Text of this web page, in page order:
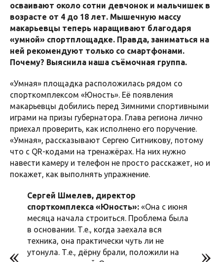
осваивают около сотни девчонок и мальчишек в
возрасте от 4 до 18 лет. Мышечную массу
макарьевцы теперь наращивают благодаря
«умной» спортплощадке. Правда, заниматься на
ней рекомендуют только со смартфонами.
Почему? Выяснила наша съёмочная группа.
«Умная» площадка расположилась рядом со
спорткомплексом «Юность». Её появления
макарьевцы добились перед Зимними спортивными
играми на призы губернатора. Глава региона лично
приехал проверить, как исполнено его поручение.
«Умная», рассказывают Сергею Ситникову, потому
что с QR-кодами на тренажёрах. На них нужно
навести камеру и телефон не просто расскажет, но и
покажет, как выполнять упражнение.
Сергей Шмелев, директор
спорткомплекса «Юность»: «Она с июня
месяца начала строиться. Проблема была
в основании. Т.е., когда заехала вся
техника, она практически чуть ли не
утонула. Т.е., дёрну брали, положили на